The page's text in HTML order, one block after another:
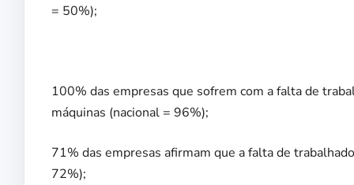
= 50%);
100% das empresas que sofrem com a falta de
máquinas (nacional = 96%);
71% das empresas afirmam que a falta de
72%);